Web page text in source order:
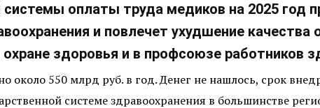
оплаты труда медиков на 2025 год
и повлечет ухудшение качества
здоровья и в профсоюзе работников
около 550 млрд руб. в год. Денег не нашлось, срок
системе здравоохранения в большинстве